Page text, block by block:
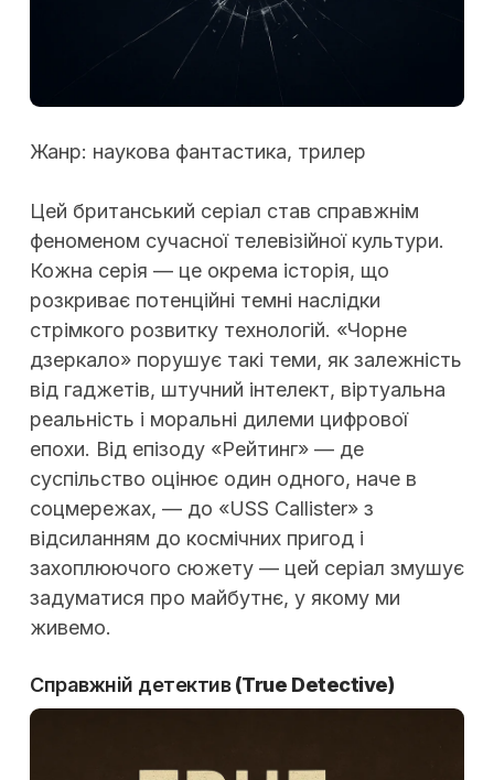
Жанр: наукова фантастика, трилер
Цей британський серіал став справжнім
феноменом сучасної телевізійної культури.
Кожна серія — це окрема історія, що
розкриває потенційні темні наслідки
стрімкого розвитку технологій. «Чорне
дзеркало» порушує такі теми, як залежність
від гаджетів, штучний інтелект, віртуальна
реальність і моральні дилеми цифрової
епохи. Від епізоду «Рейтинг» — де
суспільство оцінює один одного, наче в
соцмережах, — до «USS Callister» з
відсиланням до космічних пригод і
захоплюючого сюжету — цей серіал змушує
задуматися про майбутнє, у якому ми
живемо.
Справжній детектив(True Detective)